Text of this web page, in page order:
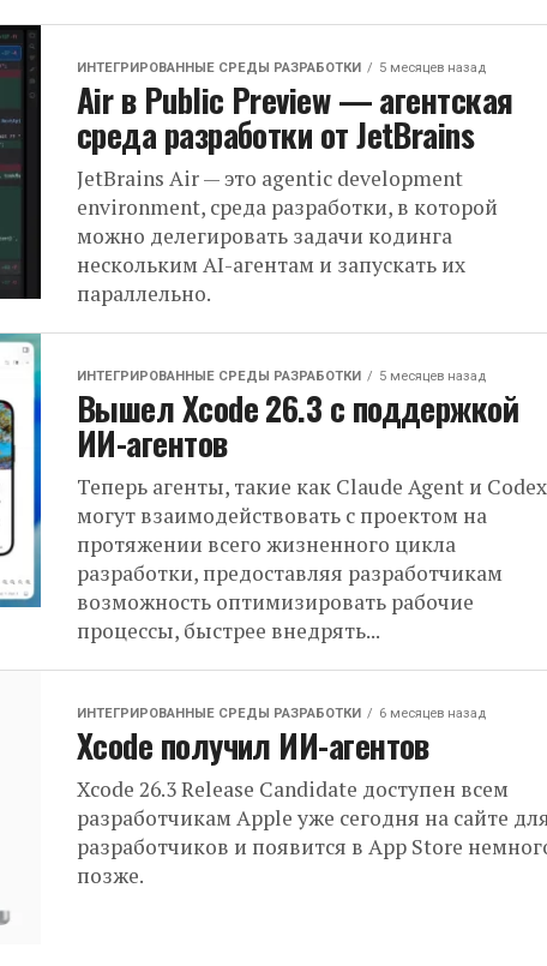
ИНТЕГРИРОВАННЫЕ СРЕДЫ РАЗРАБОТКИ 5 месяцев назад
Air в Public Preview — агентская
среда разработки от JetBrains
JetBrains Air — это agentic development
environment, среда разработки, в которой
можно делегировать задачи кодинга
нескольким AI-агентам и запускать их
параллельно.
ИНТЕГРИРОВАННЫЕ СРЕДЫ РАЗРАБОТКИ 5 месяцев назад
Вышел Xcode 26.3 с поддержкой
ИИ-агентов
Теперь агенты, такие как Claude Agent и
могут взаимодействовать с проектом на
протяжении всего жизненного цикла
разработки, предоставляя разработчикам
возможность оптимизировать рабочие
процессы, быстрее внедрять...
ИНТЕГРИРОВАННЫЕ СРЕДЫ РАЗРАБОТКИ 6 месяцев назад
Xcode получил ИИ-агентов
Xcode 26.3 Release Candidate доступен всем
разработчикам Apple уже сегодня на сайте
разработчиков и появится в App Store
позже.